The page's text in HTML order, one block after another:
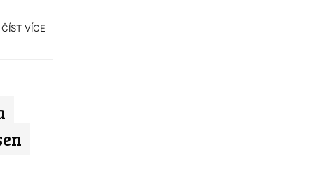
ČÍST VÍCE